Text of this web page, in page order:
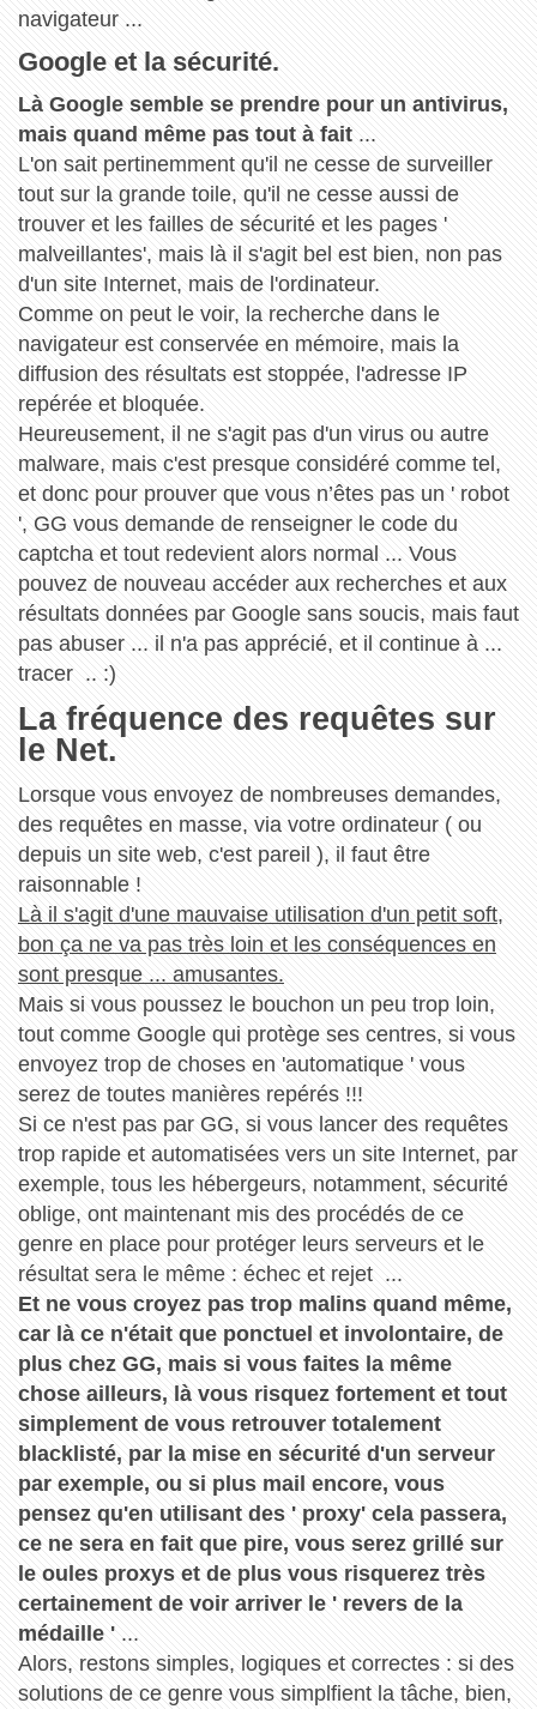
navigateur ...
Google et la sécurité.
Là Google semble se prendre pour un antivirus,
mais quand même pas tout à fait...
L'on sait pertinemment qu'il ne cesse de surveiller
tout sur la grande toile, qu'il ne cesse aussi de
trouver et les failles de sécurité et les pages '
malveillantes', mais là il s'agit bel est bien, non pas
d'un site Internet, mais de l'ordinateur.
Comme on peut le voir, la recherche dans le
navigateur est conservée en mémoire, mais la
diffusion des résultats est stoppée, l'adresse IP
repérée et bloquée.
Heureusement, il ne s'agit pas d'un virus ou autre
malware, mais c'est presque considéré comme tel,
et donc pour prouver que vous n’êtes pas un ' robot
', GG vous demande de renseigner le code du
captcha et tout redevient alors normal ... Vous
pouvez de nouveau accéder aux recherches et aux
résultats données par Google sans soucis, mais faut
pas abuser ... il n'a pas apprécié, et il continue à ...
tracer .. :)
La fréquence des requêtes sur
le Net.
Lorsque vous envoyez de nombreuses demandes,
des requêtes en masse, via votre ordinateur ( ou
depuis un site web, c'est pareil ), il faut être
raisonnable !
Là il s'agit d'une mauvaise utilisation d'un petit soft,
bon ça ne va pas très loin et les conséquences en
sont presque ... amusantes.
Mais si vous poussez le bouchon un peu trop loin,
tout comme Google qui protège ses centres, si vous
envoyez trop de choses en 'automatique ' vous
serez de toutes manières repérés !!!
Si ce n'est pas par GG, si vous lancer des requêtes
trop rapide et automatisées vers un site Internet, par
exemple, tous les hébergeurs, notamment, sécurité
oblige, ont maintenant mis des procédés de ce
genre en place pour protéger leurs serveurs et le
résultat sera le même : échec et rejet ...
Et ne vous croyez pas trop malins quand même,
car là ce n'était que ponctuel et involontaire, de
plus chez GG, mais si vous faites la même
chose ailleurs, là vous risquez fortement et tout
simplement de vous retrouver totalement
blacklisté, par la mise en sécurité d'un serveur
par exemple, ou si plus mail encore, vous
pensez qu'en utilisant des ' proxy' cela passera,
ce ne sera en fait que pire, vous serez grillé sur
le oules proxys et de plus vous risquerez très
certainement de voir arriver le ' revers de la
médaille '...
Alors, restons simples, logiques et correctes : si des
solutions de ce genre vous simplfient la tâche, bien,